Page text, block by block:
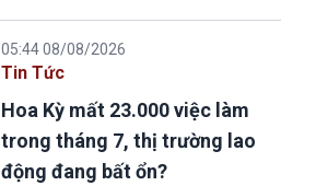
05:44 08/08/2026
Tin Tức
Hoa Kỳ mất 23.000 việc làm
trong tháng 7, thị trường lao
động đang bất ổn?